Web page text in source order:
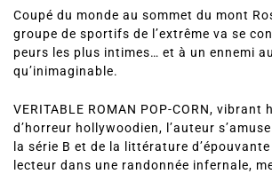
Coupé du monde au sommet du mont
groupe de sportifs de l’extrême va se
peurs les plus intimes… et à un ennemi
qu’inimaginable.
VERITABLE ROMAN POP-CORN, vibrant
d’horreur hollywoodien, l’auteur
la série B et de la littérature
lecteur dans une randonnée infernale,